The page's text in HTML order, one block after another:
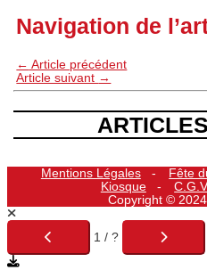
Navigation de
← Article précédent
Article suivant →
Mentions Légales Fête
Kiosque
C.G.V.
Copyright ©
1 / ?